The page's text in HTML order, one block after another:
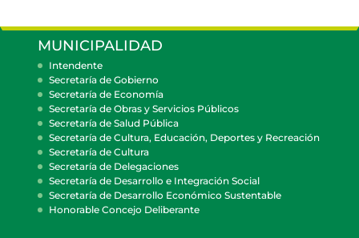
MUNICIPALIDAD
Intendente
Secretaría de Gobierno
Secretaría de Economía
Secretaría de Obras y Servicios Públicos
Secretaría de Salud Pública
Secretaría de Cultura, Educación, Deportes y Recreación
Secretaría de Cultura
Secretaría de Delegaciones
Secretaría de Desarrollo e Integración Social
Secretaría de Desarrollo Económico Sustentable
Honorable Concejo Deliberante